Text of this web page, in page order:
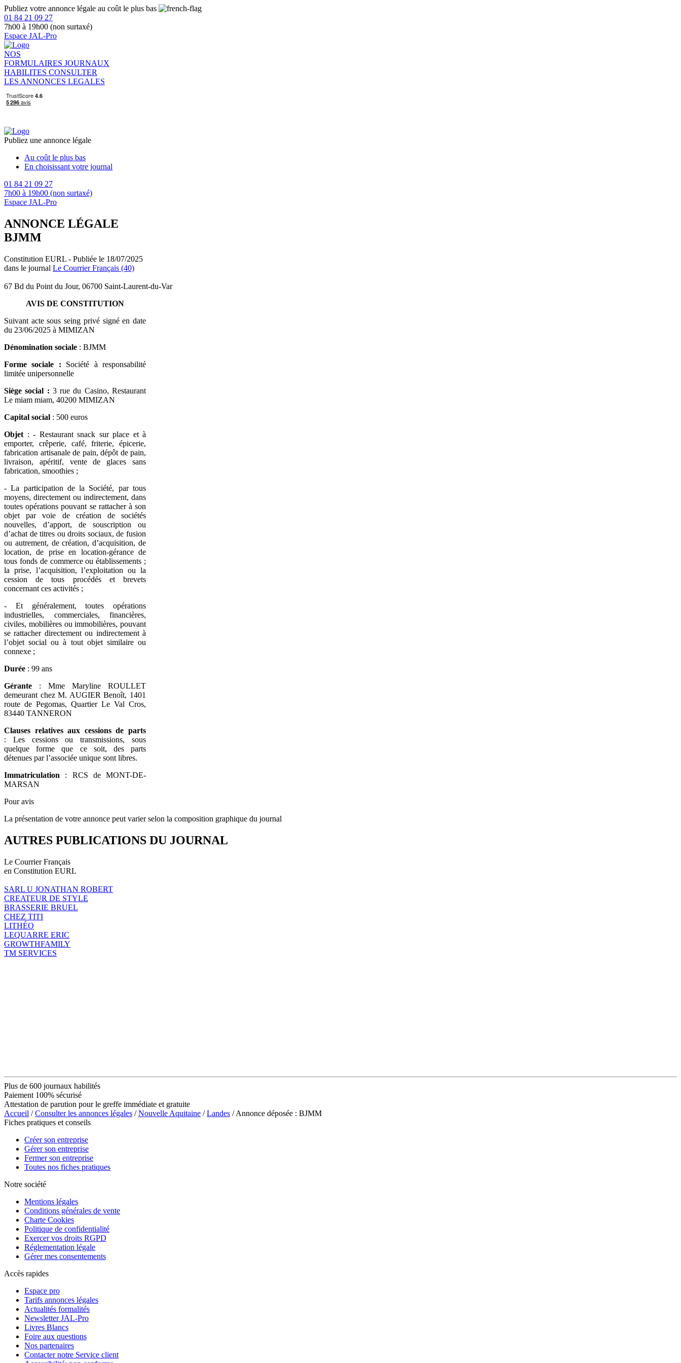
Publiez votre annonce légale au coût le plus bas
01 84 21 09 27
7h00 à 19h00 (non surtaxé)
Espace JAL-Pro
NOS
FORMULAIRES JOURNAUX
HABILITES CONSULTER
LES ANNONCES LEGALES
Publiez une annonce légale
Au coût le plus bas
En choisissant votre journal
01 84 21 09 27
7h00 à 19h00 (non surtaxé)
Espace JAL-Pro
ANNONCE LÉGALE
BJMM
Constitution EURL - Publiée le 18/07/2025
dans le journal Le Courrier Français (40)
67 Bd du Point du Jour, 06700 Saint-Laurent-du-Var
AVIS DE CONSTITUTION
Suivant acte sous seing privé signé en date
du 23/06/2025 à MIMIZAN
Dénomination sociale : BJMM
Forme sociale : Société à responsabilité
limitée unipersonnelle
Siège social : 3 rue du Casino, Restaurant
Le miam miam, 40200 MIMIZAN
Capital social : 500 euros
Objet : - Restaurant snack sur place et à
emporter, crêperie, café, friterie, épicerie,
fabrication artisanale de pain, dépôt de pain,
livraison, apéritif, vente de glaces sans
fabrication, smoothies ;
- La participation de la Société, par tous
moyens, directement ou indirectement, dans
toutes opérations pouvant se rattacher à son
objet par voie de création de sociétés
nouvelles, d’apport, de souscription ou
d’achat de titres ou droits sociaux, de fusion
ou autrement, de création, d’acquisition, de
location, de prise en location-gérance de
tous fonds de commerce ou établissements ;
la prise, l’acquisition, l’exploitation ou la
cession de tous procédés et brevets
concernant ces activités ;
- Et généralement, toutes opérations
industrielles, commerciales, financières,
civiles, mobilières ou immobilières, pouvant
se rattacher directement ou indirectement à
l’objet social ou à tout objet similaire ou
connexe ;
Durée : 99 ans
Gérante : Mme Maryline ROULLET
demeurant chez M. AUGIER Benoît, 1401
route de Pegomas, Quartier Le Val Cros,
83440 TANNERON
Clauses relatives aux cessions de parts
: Les cessions ou transmissions, sous
quelque forme que ce soit, des parts
détenues par l’associée unique sont libres.
Immatriculation : RCS de MONT-DE-
MARSAN
Pour avis
La présentation de votre annonce peut varier selon la composition graphique du journal
AUTRES PUBLICATIONS DU JOURNAL
Le Courrier Français
en Constitution EURL
SARL U JONATHAN ROBERT
CREATEUR DE STYLE
BRASSERIE BRUEL
CHEZ TITI
LITHÉO
LEQUARRE ERIC
GROWTHFAMILY
TM SERVICES
Plus de 600 journaux habilités
Paiement 100% sécurisé
Attestation de parution pour le greffe immédiate et gratuite
Accueil /Consulter les annonces légales /Nouvelle Aquitaine /Landes / Annonce déposée : BJMM
Fiches pratiques et conseils
Créer son entreprise
Gérer son entreprise
Fermer son entreprise
Toutes nos fiches pratiques
Notre société
Mentions légales
Conditions générales de vente
Charte Cookies
Politique de confidentialité
Exercer vos droits RGPD
Réglementation légale
Gérer mes consentements
Accès rapides
Espace pro
Tarifs annonces légales
Actualités formalités
Newsletter JAL-Pro
Livres Blancs
Foire aux questions
Nos partenaires
Contacter notre Service client